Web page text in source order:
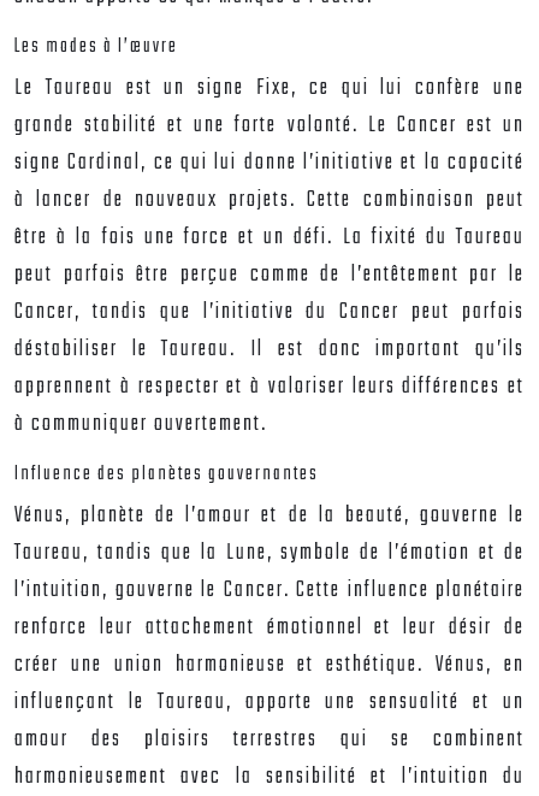
Les modes à l’œuvre
Le Taureau est un signe Fixe, ce qui lui confère une
grande stabilité et une forte volonté. Le Cancer est un
signe Cardinal, ce qui lui donne l’initiative et la capacité
à lancer de nouveaux projets. Cette combinaison peut
être à la fois une force et un défi. La fixité du Taureau
peut parfois être perçue comme de l’entêtement par le
Cancer, tandis que l’initiative du Cancer peut parfois
déstabiliser le Taureau. Il est donc important qu’ils
apprennent à respecter et à valoriser leurs différences et
à communiquer ouvertement.
Influence des planètes gouvernantes
Vénus, planète de l’amour et de la beauté, gouverne le
Taureau, tandis que la Lune, symbole de l’émotion et de
l’intuition, gouverne le Cancer. Cette influence planétaire
renforce leur attachement émotionnel et leur désir de
créer une union harmonieuse et esthétique. Vénus, en
influençant le Taureau, apporte une sensualité et un
amour des plaisirs terrestres qui se combinent
harmonieusement avec la sensibilité et l’intuition du